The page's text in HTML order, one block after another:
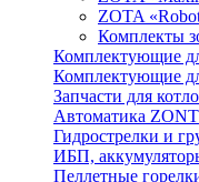
ZOTA
Комплекты
Комплектующие
Комплектующие
Запчасти для
Автоматика ZONT
Гидрострелки и
ИБП,
Пеллетные